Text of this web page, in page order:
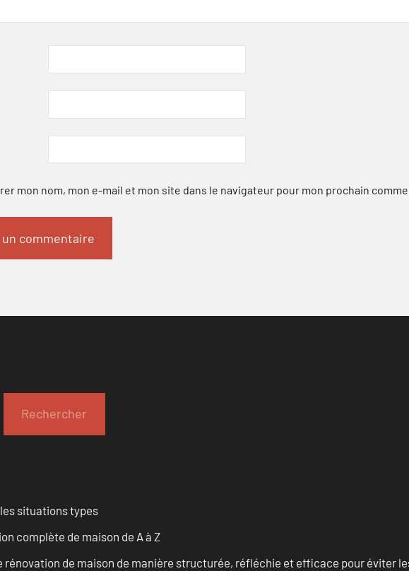
mon nom, mon e-mail et mon site dans le navigateur pour mon prochain
Rechercher
situations types
complète de maison de A à Z
rénovation de maison de manière structurée, réfléchie et efficace pour éviter